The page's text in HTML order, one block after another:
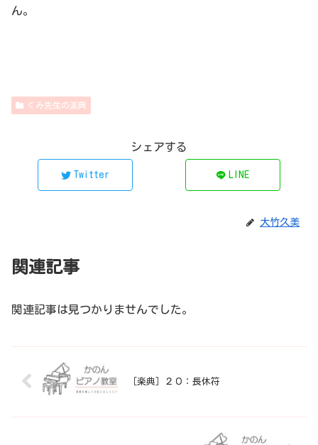
ん。
くみ先生の楽典
シェアする
Twitter LINE
大竹久美
関連記事
関連記事は見つかりませんでした。
［楽典］２０：長休符